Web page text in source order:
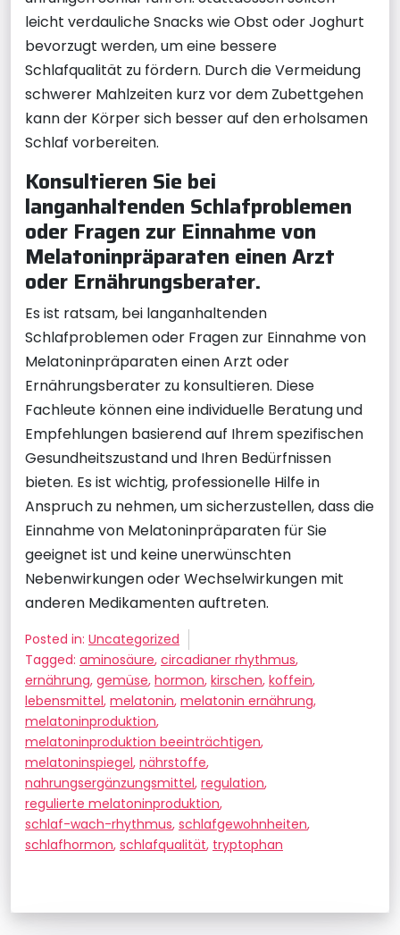
leicht verdauliche Snacks wie Obst oder Joghurt
bevorzugt werden, um eine bessere
Schlafqualität zu fördern. Durch die Vermeidung
schwerer Mahlzeiten kurz vor dem Zubettgehen
kann der Körper sich besser auf den erholsamen
Schlaf vorbereiten.
Konsultieren Sie bei
langanhaltenden Schlafproblemen
oder Fragen zur Einnahme von
Melatoninpräparaten einen Arzt
oder Ernährungsberater.
Es ist ratsam, bei langanhaltenden
Schlafproblemen oder Fragen zur Einnahme von
Melatoninpräparaten einen Arzt oder
Ernährungsberater zu konsultieren. Diese
Fachleute können eine individuelle Beratung und
Empfehlungen basierend auf Ihrem spezifischen
Gesundheitszustand und Ihren Bedürfnissen
bieten. Es ist wichtig, professionelle Hilfe in
Anspruch zu nehmen, um sicherzustellen, dass die
Einnahme von Melatoninpräparaten für Sie
geeignet ist und keine unerwünschten
Nebenwirkungen oder Wechselwirkungen mit
anderen Medikamenten auftreten.
Posted in: Uncategorized
Tagged: aminosäure, circadianer rhythmus,
ernährung, gemüse, hormon, kirschen, koffein,
lebensmittel, melatonin, melatonin ernährung,
melatoninproduktion,
melatoninproduktion beeinträchtigen,
melatoninspiegel, nährstoffe,
nahrungsergänzungsmittel, regulation,
regulierte melatoninproduktion,
schlaf-wach-rhythmus, schlafgewohnheiten,
schlafhormon, schlafqualität, tryptophan